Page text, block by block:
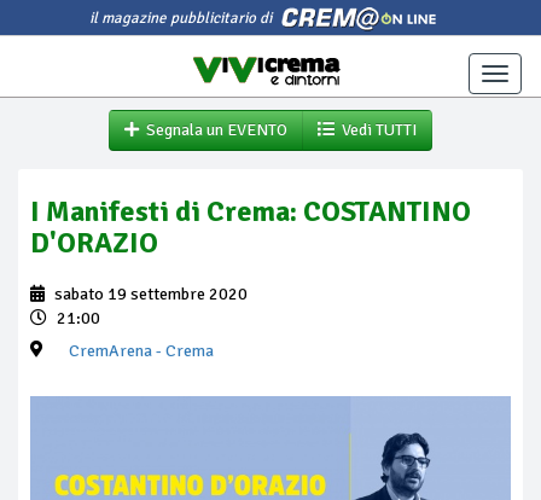
il magazine pubblicitario di
Toggle
Segnala un EVENTO
Vedi TUTTI
I Manifesti di Crema: COSTANTINO
D'ORAZIO
sabato 19 settembre 2020
21:00
CremArena- Crema